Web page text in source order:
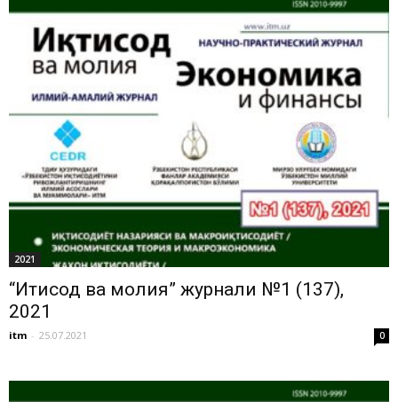
2021
“Иқтисод ва молия” журнали №1 (137),
2021
itm - 25.07.2021 0